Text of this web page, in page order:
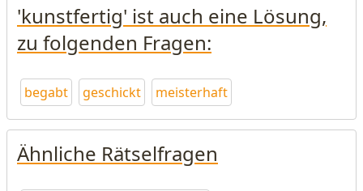
'kunstfertig' ist auch eine Lösung,
zu folgenden Fragen:
begabt geschickt meisterhaft
Ähnliche Rätselfragen